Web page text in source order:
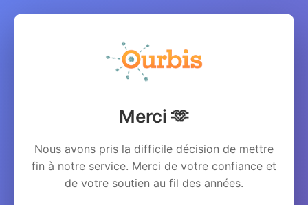
Merci 🫶
Nous avons pris la difficile décision de mettre
fin à notre service. Merci de votre confiance et
de votre soutien au fil des années.